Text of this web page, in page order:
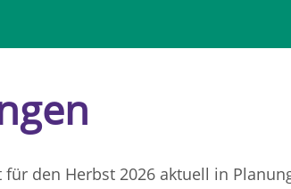
den Herbst 2026 aktuell in